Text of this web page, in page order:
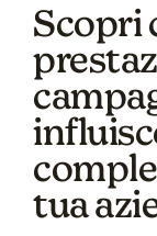
Scopri
tua